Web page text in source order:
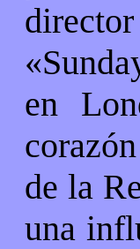
en
de la
una